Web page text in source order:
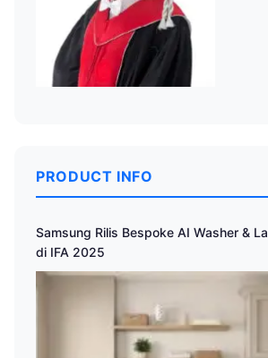
PRODUCT INFO
Samsung Rilis Bespoke AI Washer &
di IFA 2025